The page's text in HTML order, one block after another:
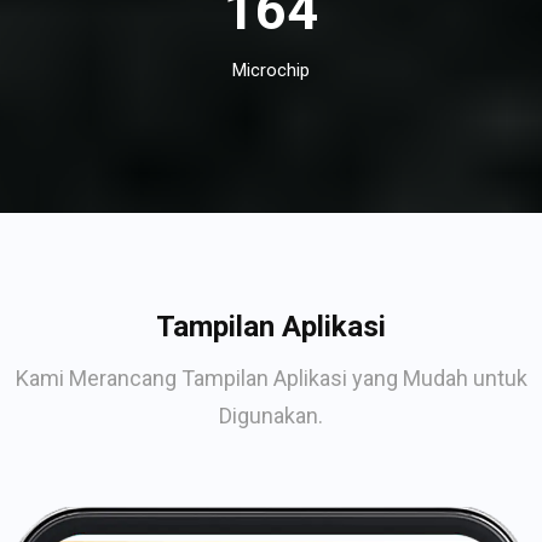
Microchip
Tampilan Aplikasi
Kami Merancang Tampilan Aplikasi yang Mudah untuk
Digunakan.